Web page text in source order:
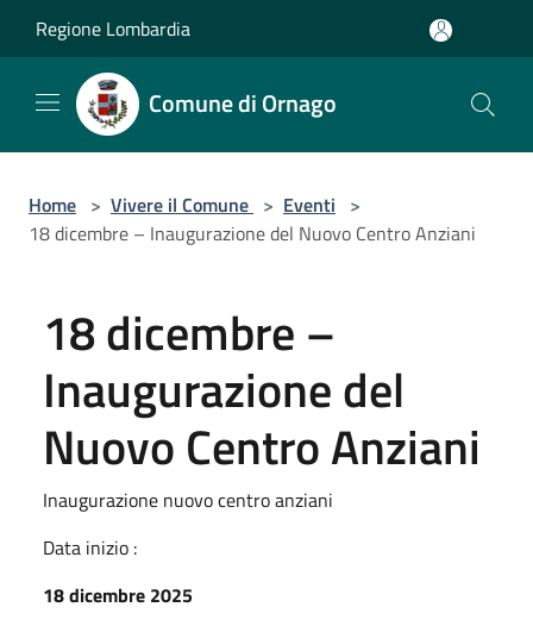
Regione Lombardia
Comune di Ornago
Home > Vivere il Comune > Eventi >
18 dicembre – Inaugurazione del Nuovo Centro Anziani
18 dicembre –
Inaugurazione del
Nuovo Centro Anziani
Inaugurazione nuovo centro anziani
Data inizio :
18 dicembre 2025